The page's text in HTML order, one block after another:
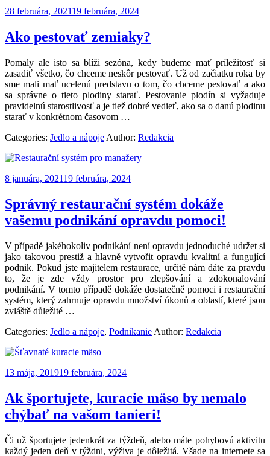
28 februára, 202119 februára, 2024
Ako pestovať zemiaky?
Pomaly ale isto sa blíži sezóna, kedy budeme mať príležitosť si
zasadiť všetko, čo chceme neskôr pestovať. Už od začiatku roka by
sme mali mať ucelenú predstavu o tom, čo chceme pestovať a ako
sa správne o tieto plodiny starať. Pestovanie plodín si vyžaduje
pravidelnú starostlivosť a je tiež dobré vedieť, ako sa o danú plodinu
starať v konkrétnom časovom …
Categories: Jedlo a nápoje Author: Redakcia
8 januára, 202119 februára, 2024
Správný restaurační systém dokáže
vašemu podnikání opravdu pomoci!
V případě jakéhokoliv podnikání není opravdu jednoduché udržet si
jako takovou prestiž a hlavně vytvořit opravdu kvalitní a fungující
podnik. Pokud jste majitelem restaurace, určitě nám dáte za pravdu
to, že je zde vždy prostor pro zlepšování a zdokonalování
podnikání. V tomto případě dokáže dostatečně pomoci i restaurační
systém, který zahrnuje opravdu množství úkonů a oblastí, které jsou
zvláště důležité …
Categories: Jedlo a nápoje, Podnikanie Author: Redakcia
13 mája, 201919 februára, 2024
Ak športujete, kuracie mäso by nemalo
chýbať na vašom tanieri!
Či už športujete jedenkrát za týždeň, alebo máte pohybovú aktivitu
každý jeden deň v týždni, výživa je dôležitá. Všade na internete sa